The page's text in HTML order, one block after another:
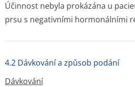
Účinnost nebyla prokázána u
prsu s negativními hormonálními
4.2 Dávkování a způsob podání
Dávkování